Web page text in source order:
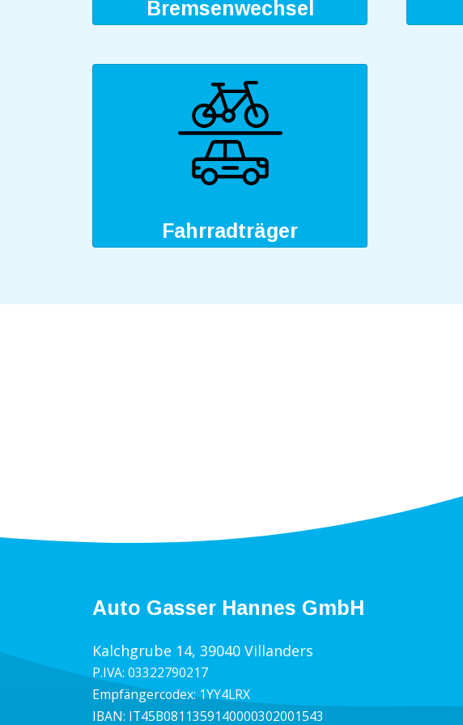
Bremsenwechsel
Fahrradträger
Auto Gasser Hannes GmbH
Kalchgrube 14, 39040 Villanders
P.IVA: 03322790217
Empfängercodex: 1YY4LRX
IBAN: IT45B0811359140000302001543